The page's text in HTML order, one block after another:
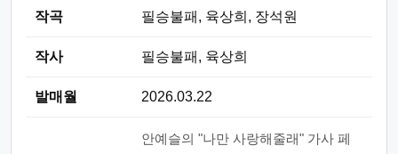
작곡 필승불패, 육상희, 장석원
작사 필승불패, 육상희
발매월 2026.03.22
안예슬의 "나만 사랑해줄래" 가사 페